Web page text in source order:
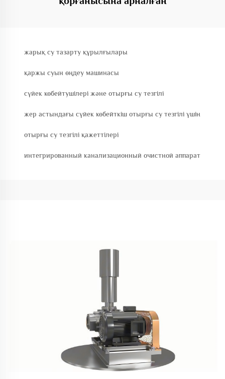
жарық су тазарту құрылғылары
қаржы суын өңдеу машинасы
сүйек көбейтушілері және отырғы су тезгілі
жер астындағы сүйек көбейткіш отырғы су тезгілі үшін
отырғы су тезгілі қажеттілері
интегрированный канализационный очистной аппарат